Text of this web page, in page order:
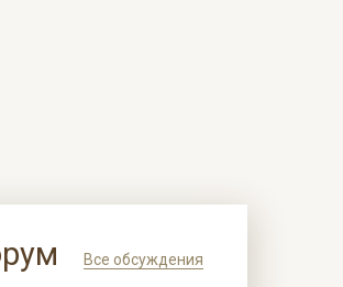
Все обсуждения